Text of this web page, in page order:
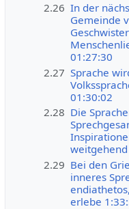
2.26 In der
Gemeinde
01:27:30
2.27 Sprache
01:30:02
2.28 Die
2.29 Bei den
inneres
erlebe